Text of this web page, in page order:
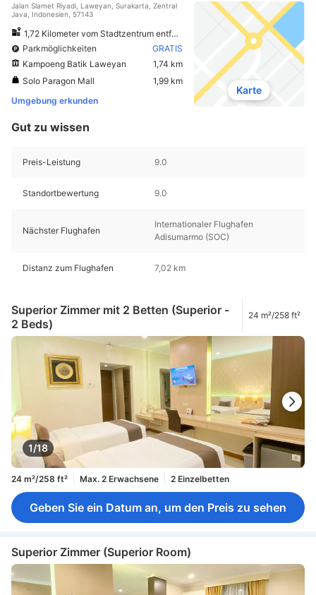
Jalan Slamet Riyadi, Laweyan, Surakarta, Zentral
Java, Indonesien, 57143
1,72 Kilometer vom Stadtzentrum entfernt
Parkmöglichkeiten
GRATIS
Kampoeng Batik Laweyan
1,74 km
Solo Paragon Mall
1,99 km
Umgebung erkunden
Karte
Gut zu wissen
Preis-Leistung 9.0
Standortbewertung 9.0
Nächster Flughafen
Internationaler Flughafen
Adisumarmo (SOC)
Distanz zum Flughafen 7,02 km
Superior Zimmer mit 2 Betten (Superior -
2 Beds)
24 m²/258 ft²
1/18
24 m²/258 ft² Max. 2 Erwachsene 2 Einzelbetten
Geben Sie ein Datum an, um den Preis zu sehen
Superior Zimmer (Superior Room)